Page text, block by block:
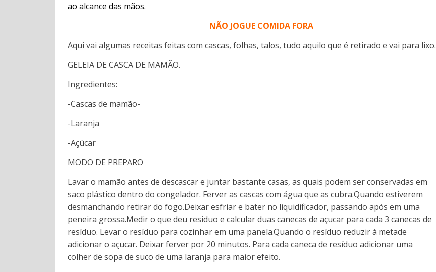
ao alcance das mãos.
NÃO JOGUE COMIDA FORA
Aqui vai algumas receitas feitas com cascas, folhas, talos, tudo aquilo que é retirado e vai para lixo.
GELEIA DE CASCA DE MAMÃO.
Ingredientes:
-Cascas de mamão-
-Laranja
-Açúcar
MODO DE PREPARO
Lavar o mamão antes de descascar e juntar bastante casas, as quais podem ser conservadas em
saco plástico dentro do congelador. Ferver as cascas com água que as cubra.Quando estiverem
desmanchando retirar do fogo.Deixar esfriar e bater no liquidificador, passando após em uma
peneira grossa.Medir o que deu residuo e calcular duas canecas de açucar para cada 3 canecas de
resíduo. Levar o resíduo para cozinhar em uma panela.Quando o resíduo reduzir á metade
adicionar o açucar. Deixar ferver por 20 minutos. Para cada caneca de resíduo adicionar uma
colher de sopa de suco de uma laranja para maior efeito.